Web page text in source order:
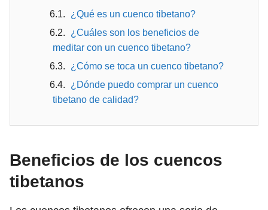
¿Qué es un cuenco tibetano?
¿Cuáles son los beneficios de
meditar con un cuenco tibetano?
¿Cómo se toca un cuenco tibetano?
¿Dónde puedo comprar un cuenco
tibetano de calidad?
Beneficios de los cuencos
tibetanos